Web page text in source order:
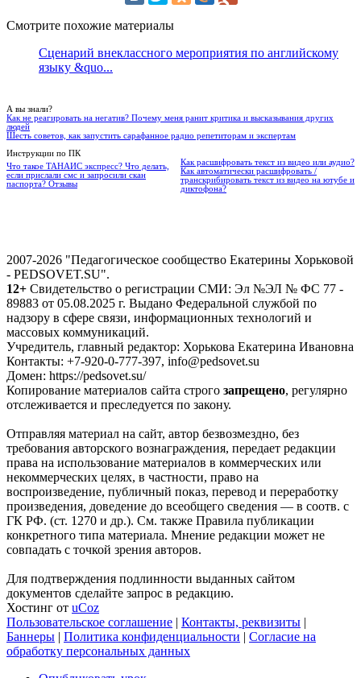
Смотрите похожие материалы
Сценарий внеклассного мероприятия по английскому
языку &quo...
А вы знали?
Как не реагировать на негатив? Почему меня ранит критика и высказывания других
людей
Шесть советов, как запустить сарафанное радио репетиторам и экспертам
Инструкции по ПК
Что такое ТАНАИС экспресс? Что делать,
если прислали смс и запросили скан
паспорта? Отзывы
Как расшифровать текст из видео или аудио?
Как автоматически расшифровать /
транскрибировать текст из видео на ютубе и
диктофона?
2007-2026 "Педагогическое сообщество Екатерины Хорьковой
- PEDSOVET.SU".
12+ Свидетельство о регистрации СМИ: Эл №ЭЛ № ФС 77 -
89883 от 05.08.2025 г. Выдано Федеральной службой по
надзору в сфере связи, информационных технологий и
массовых коммуникаций.
Учредитель, главный редактор: Хорькова Екатерина Ивановна
Контакты: +7-920-0-777-397, info@pedsovet.su
Домен: https://pedsovet.su/
Копирование материалов сайта строго запрещено, регулярно
отслеживается и преследуется по закону.
Отправляя материал на сайт, автор безвозмездно, без
требования авторского вознаграждения, передает редакции
права на использование материалов в коммерческих или
некоммерческих целях, в частности, право на
воспроизведение, публичный показ, перевод и переработку
произведения, доведение до всеобщего сведения — в соотв. с
ГК РФ. (ст. 1270 и др.). См. также Правила публикации
конкретного типа материала. Мнение редакции может не
совпадать с точкой зрения авторов.
Для подтверждения подлинности выданных сайтом
документов сделайте запрос в редакцию.
Хостинг от uCoz
Пользовательское соглашение | Контакты, реквизиты |
Баннеры | Политика конфиденциальности | Согласие на
обработку персональных данных